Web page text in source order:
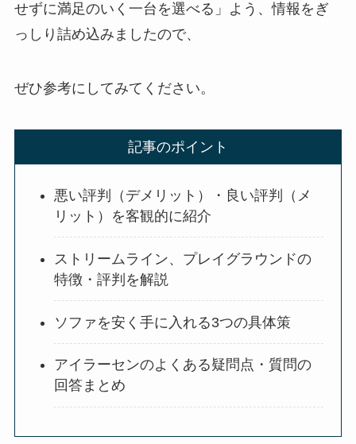
せずに満足のいく一台を選べる」よう、情報をぎ
っしり詰め込みましたので、
ぜひ参考にしてみてください。
記事のポイント
悪い評判（デメリット）・良い評判（メ
リット）を客観的に紹介
ストリームライン、プレイグラウンドの
特徴・評判を解説
ソファを安く手に入れる3つの具体策
アイラーセンのよくある疑問点・質問の
回答まとめ